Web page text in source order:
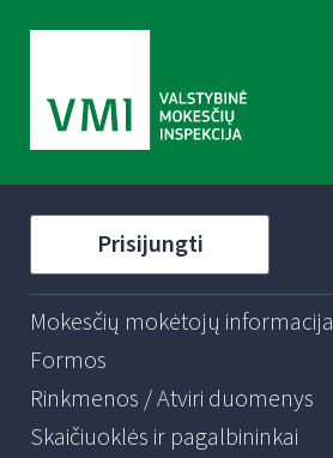
Prisijungti
Mokesčių mokėtojų informacija
Formos
Rinkmenos / Atviri duomenys
Skaičiuoklės ir pagalbininkai